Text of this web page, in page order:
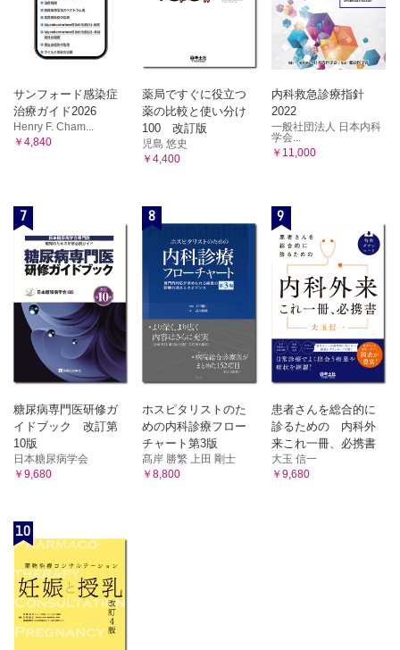
サンフォード感染症
治療ガイド2026
Henry F. Cham...
￥4,840
薬局ですぐに役立つ
薬の比較と使い分け
100 改訂版
児島 悠史
￥4,400
内科救急診療指針
2022
一般社団法人 日本内科
学会...
￥11,000
7
糖尿病専門医研修ガ
イドブック 改訂第
10版
日本糖尿病学会
￥9,680
8
ホスピタリストのた
めの内科診療フロー
チャート第3版
髙岸 勝繁 上田 剛士
￥8,800
9
患者さんを総合的に
診るための 内科外
来これ一冊、必携書
大玉 信一
￥9,680
10